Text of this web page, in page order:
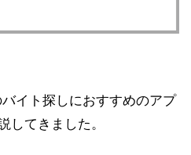
イト探しにおすすめのアプ
してきました。